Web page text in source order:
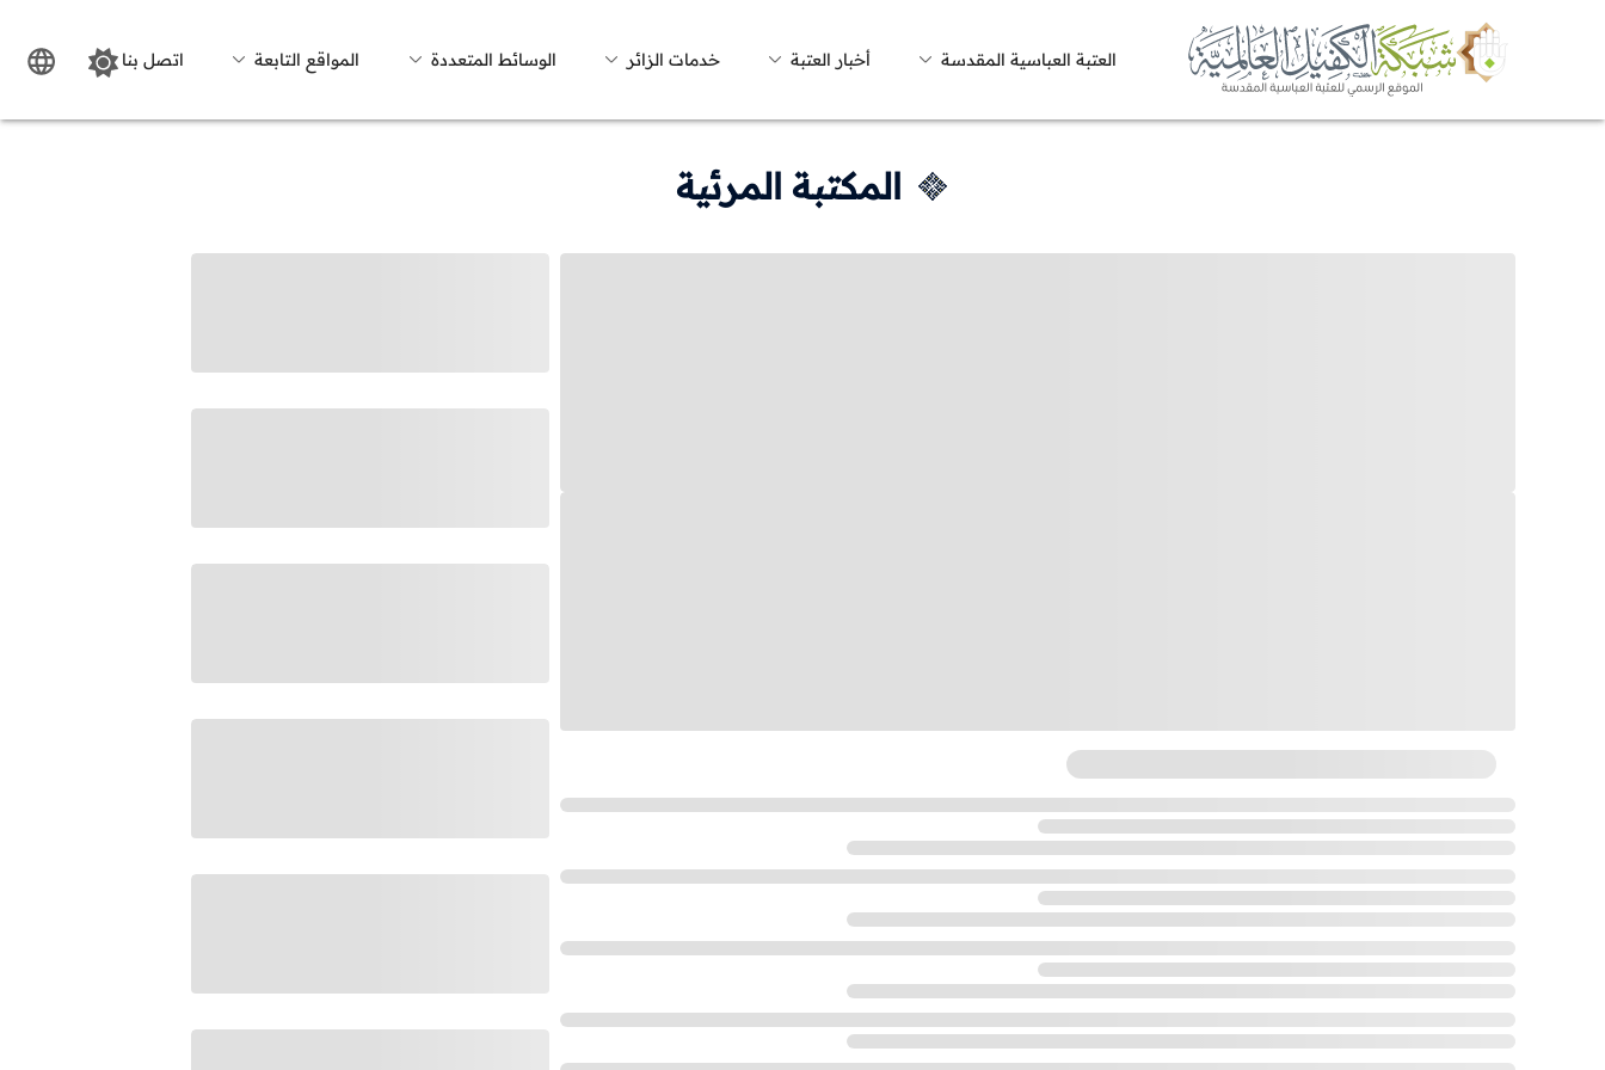
العتبة العباسية المقدسة أخبار العتبة خدمات الزائر الوسائط المتعددة المواقع التابعة اتصل بنا
المكتبة المرئية